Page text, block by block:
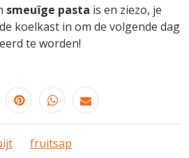
smeuïge pasta is en ziezo, je
koelkast in om de volgende dag
te worden!
fruitsap